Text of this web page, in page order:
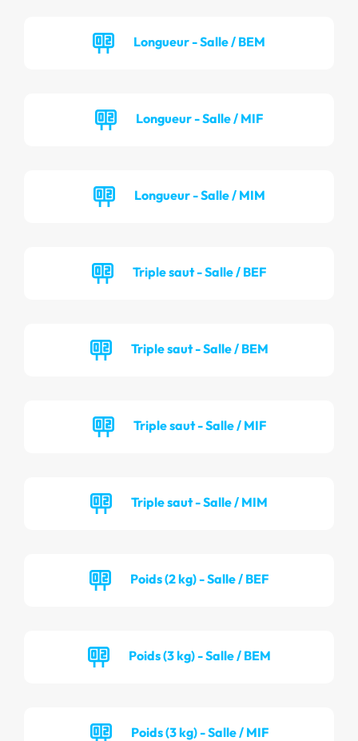
Longueur - Salle / BEM
Longueur - Salle / MIF
Longueur - Salle / MIM
Triple saut - Salle / BEF
Triple saut - Salle / BEM
Triple saut - Salle / MIF
Triple saut - Salle / MIM
Poids (2 kg) - Salle / BEF
Poids (3 kg) - Salle / BEM
Poids (3 kg) - Salle / MIF